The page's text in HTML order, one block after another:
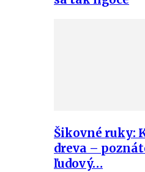
Šikovné ruky:
dreva –
ľudový…